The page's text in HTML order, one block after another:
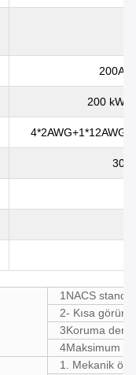
200A /
200 kW /
30
1NACS
2- Kısa
3Koruma
4Maksimum
1. Mekanik